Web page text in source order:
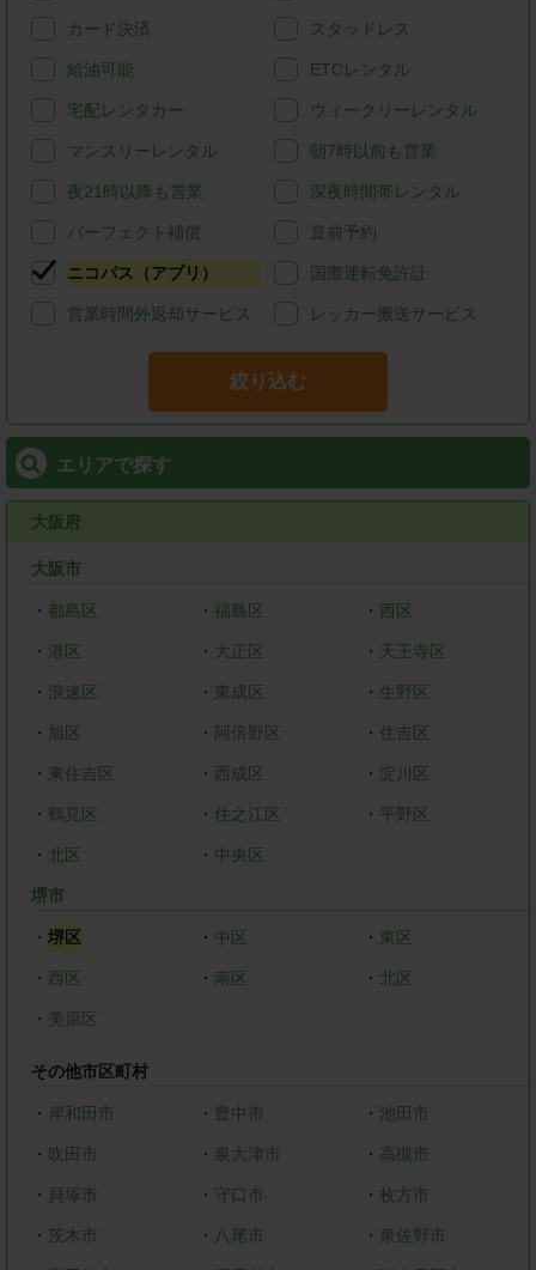
カード決済 スタッドレス
給油可能 ETCレンタル
宅配レンタカー ウィークリーレンタル
マンスリーレンタル 朝7時以前も営業
夜21時以降も営業 深夜時間帯レンタル
パーフェクト補償 直前予約
ニコパス（アプリ） 国際運転免許証
営業時間外返却サービス レッカー搬送サービス
絞り込む
エリアで探す
大阪府
大阪市
・ 都島区 ・ 福島区 ・ 西区
・ 港区 ・ 大正区 ・ 天王寺区
・ 浪速区 ・ 東成区 ・ 生野区
・ 旭区 ・ 阿倍野区 ・ 住吉区
・ 東住吉区 ・ 西成区 ・ 淀川区
・ 鶴見区 ・ 住之江区 ・平野区
・ 北区 ・ 中央区
堺市
・ 堺区 ・ 中区 ・ 東区
・ 西区 ・ 南区 ・ 北区
・ 美原区
その他市区町村
・ 岸和田市 ・ 豊中市 ・ 池田市
・ 吹田市 ・ 泉大津市 ・ 高槻市
・ 貝塚市 ・ 守口市 ・枚方市
・ 茨木市 ・ 八尾市 ・ 泉佐野市